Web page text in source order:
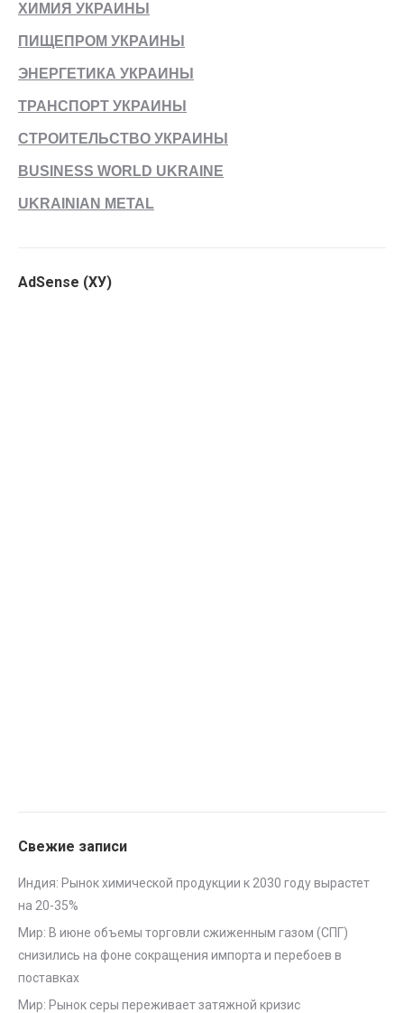
ХИМИЯ УКРАИНЫ
ПИЩЕПРОМ УКРАИНЫ
ЭНЕРГЕТИКА УКРАИНЫ
ТРАНСПОРТ УКРАИНЫ
СТРОИТЕЛЬСТВО УКРАИНЫ
BUSINESS WORLD UKRAINE
UKRAINIAN METAL
AdSense (ХУ)
Свежие записи
Индия: Рынок химической продукции к 2030 году вырастет
на 20-35%
Мир: В июне объемы торговли сжиженным газом (СПГ)
снизились на фоне сокращения импорта и перебоев в
поставках
Мир: Рынок серы переживает затяжной кризис